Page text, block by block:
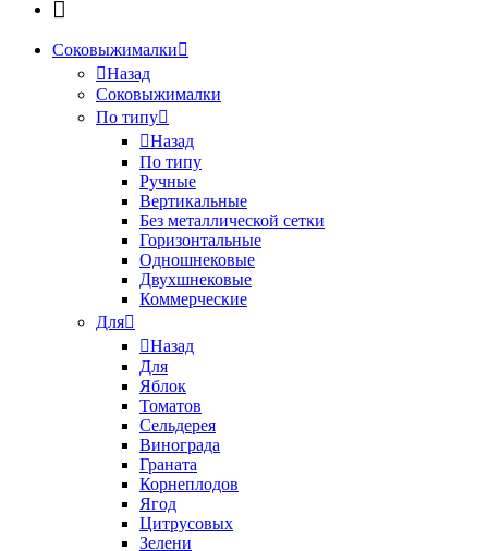
Соковыжималки
Назад
Соковыжималки
По типу
Назад
По типу
Ручные
Вертикальные
Без металлической сетки
Горизонтальные
Одношнековые
Двухшнековые
Коммерческие
Для
Назад
Для
Яблок
Томатов
Cельдерея
Винограда
Граната
Корнеплодов
Ягод
Цитрусовых
Зелени